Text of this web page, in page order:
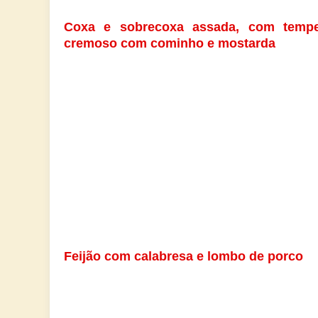
Coxa e sobrecoxa assada, com
cremoso com cominho e mostarda
Feijão com calabresa e lombo de porco